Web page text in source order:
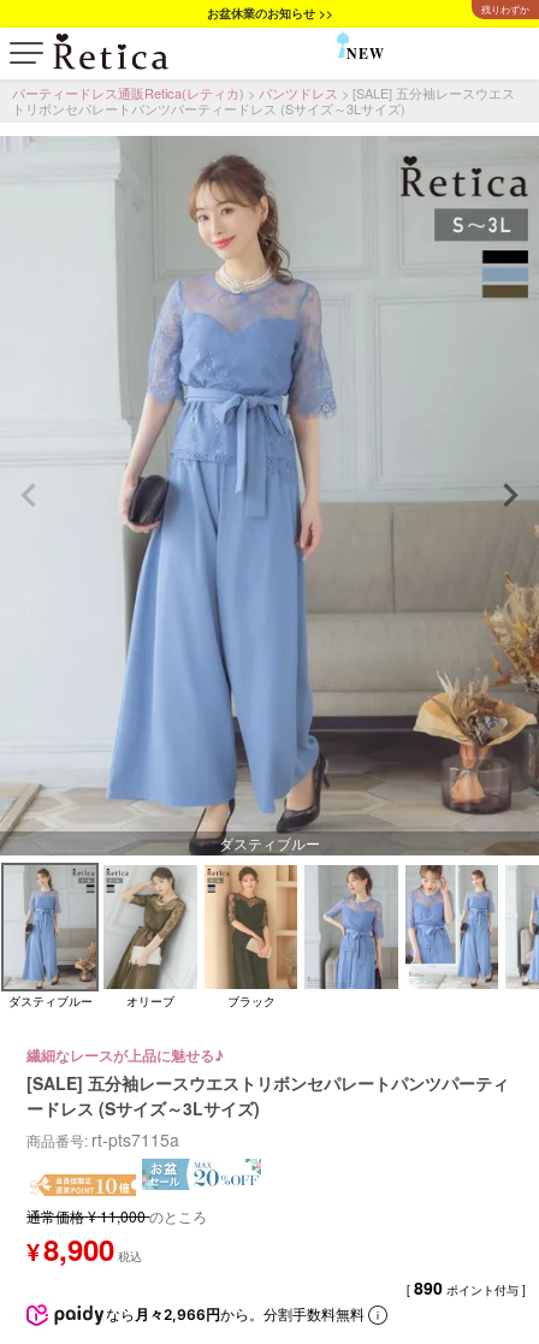
お盆休業のお知らせ >>
NEW
パーティードレス通販Retica(レティカ) パンツドレス
[SALE] 五分袖レースウエス
トリボンセパレートパンツパーティードレス (Sサイズ～3Lサイズ)
ダスティブルー
ダスティブルー オリーブ ブラック
繊細なレースが上品に魅せる♪
[SALE] 五分袖レースウエストリボンセパレートパンツパーティ
ードレス (Sサイズ～3Lサイズ)
商品番号 rt-pts7115a
残りわずか
通常価格¥11,000のところ
¥8,900
[ 890 ポイント付与 ]
なら 月々2,966円から。分割手数料無料